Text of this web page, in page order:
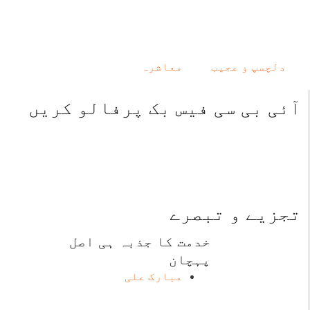
دلچسپ و عجیب معاشرہ
آئی بی سی فیس بک پرفالو کریں
تجزیے و تبصرے
خدمت کا جذبہ ہی اصل
پہچان
مبارک علی